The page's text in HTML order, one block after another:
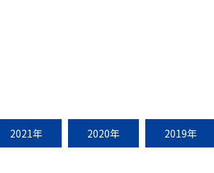
2021年 2020年 2019年